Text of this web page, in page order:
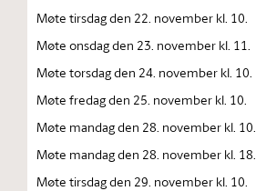
Møte tirsdag den 22. november kl. 10.
Møte onsdag den 23. november kl. 11.
Møte torsdag den 24. november kl. 10.
Møte fredag den 25. november kl. 10.
Møte mandag den 28. november kl. 10.
Møte mandag den 28. november kl. 18.
Møte tirsdag den 29. november kl. 10.